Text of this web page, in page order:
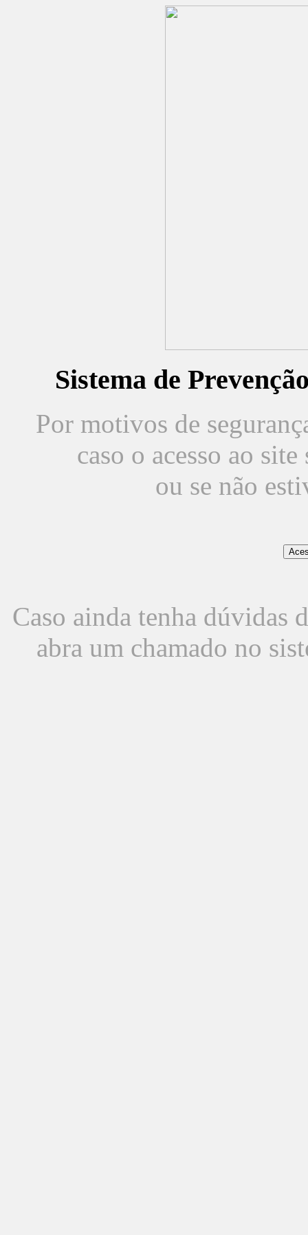
Sistema de
Por motivos de
caso o acesso ao
ou se não
Caso ainda tenha dúvidas
abra um chamado no